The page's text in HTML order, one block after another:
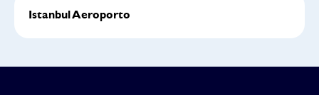
Istanbul Aeroporto